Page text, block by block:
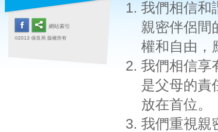
網站索引
©2013 保良局 版權所有
我們相信和
親密伴侶間
權和自由，
我們相信享
是父母的責
放在首位。
我們重視親